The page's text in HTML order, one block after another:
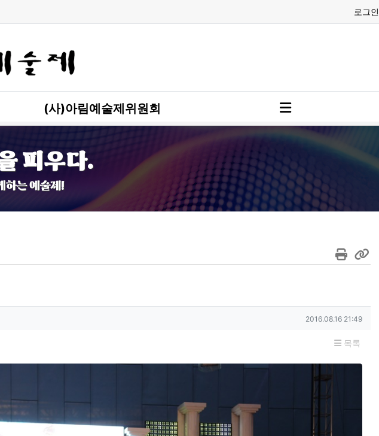
로그인
(사)아림예술제위원회
피우다.
하는 예술제!
작성일
2016.08.16 21:49
목록